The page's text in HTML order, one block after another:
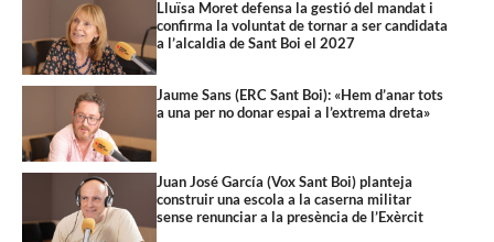
Lluïsa Moret defensa la gestió del mandat i
confirma la voluntat de tornar a ser candidata
a l’alcaldia de Sant Boi el 2027
Jaume Sans (ERC Sant Boi): «Hem d’anar tots
a una per no donar espai a l’extrema dreta»
Juan José García (Vox Sant Boi) planteja
construir una escola a la caserna militar
sense renunciar a la presència de l’Exèrcit